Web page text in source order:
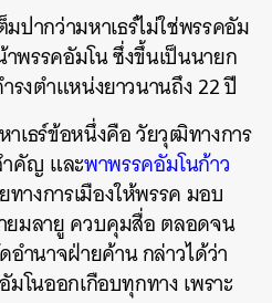
ปากว่ามหาเธร์ไม่ใช่พรรคอัม
าพรรคอัมโน ซึ่งขึ้นเป็นนายก
รงตำแหน่งยาวนานถึง 22 ปี
าเธร์ข้อหนึ่งคือ วัยวุฒิทางการ
ำคัญ และพาพรรคอัมโนก้าว
ทางการเมืองให้พรรค มอบ
ยมลายู ควบคุมสื่อ ตลอดจน
ำนาจฝ่ายค้าน กล่าวได้ว่า
โนออกเกือบทุกทาง เพราะ